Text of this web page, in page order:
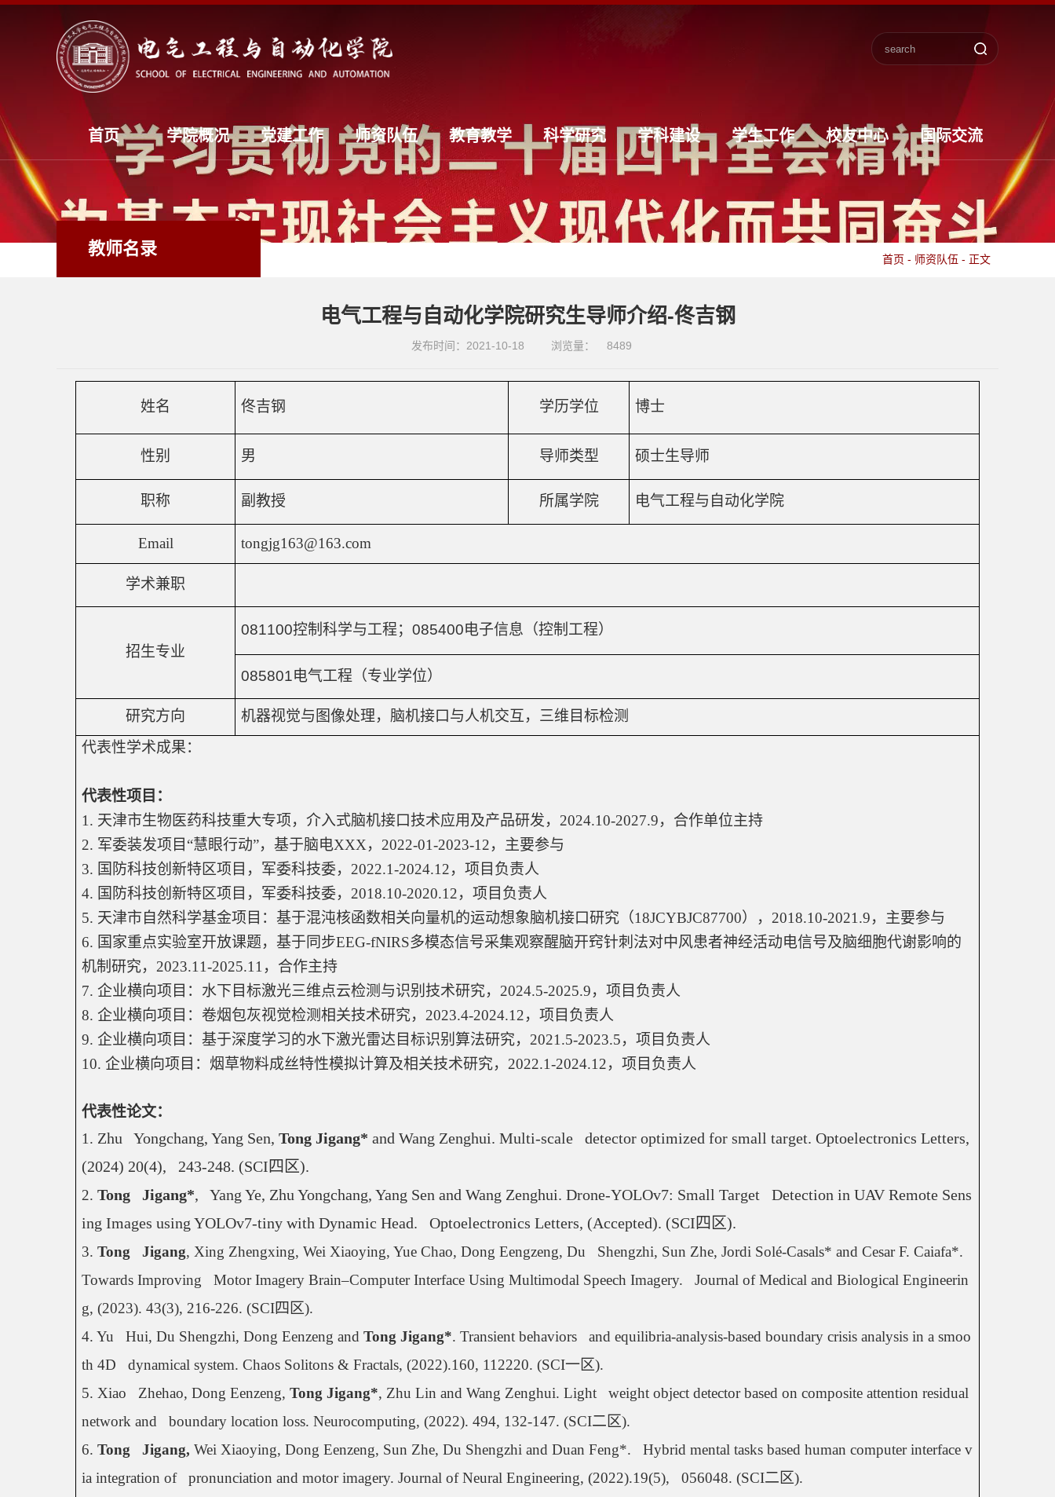
首页 学院概况 党建工作 师资队伍 教育教学 科学研究 学科建设 学生工作 校友中心 国际交流
教师名录
首页 - 师资队伍 - 正文
电气工程与自动化学院研究生导师介绍-佟吉钢
发布时间：2021-10-18 浏览量： 8489
姓名 佟吉钢 学历学位 博士
性别 男 导师类型 硕士生导师
职称 副教授 所属学院 电气工程与自动化学院
Email tongjg163@163.com
学术兼职
招生专业
081100控制科学与工程； 085400电子信息（控制工程）
085801电气工程（专业学位）
研究方向
机器视觉与图像处理，脑机接口与人机交互，三维目标检测
代表性学术成果：
代表性项目：
1. 天津市生物医药科技重大专项，介入式脑机接口技术应用及产品研发， 2024.10-2027.9，合作单位主持
2. 军委装发项目 “慧眼行动”，基于脑电XXX， 2022-01-2023-12，主要参与
3. 国防科技创新特区项目，军委科技委， 2022.1-2024.12，项目负责人
4. 国防科技创新特区项目，军委科技委， 2018.10-2020.12，项目负责人
5. 天津市自然科学基金项目：基于混沌核函数相关向量机的运动想象脑机接口研究（18JCYBJC87700）， 2018.10-2021.9，主要参与
6. 国家重点实验室开放课题，基于同步EEG-fNIRS多模态信号采集观察醒脑开窍针刺法对中风患者神经活动电信号及脑细胞代谢影响的
机制研究， 2023.11-2025.11 ，合作主持
7. 企业横向项目：水下目标激光三维点云检测与识别技术研究， 2024.5-2025.9，项目负责人
8. 企业横向项目：卷烟包灰视觉检测相关技术研究， 2023.4-2024.12，项目负责人
9. 企业横向项目：基于深度学习的水下激光雷达目标识别算法研究， 2021.5-2023.5，项目负责人
10. 企业横向项目：烟草物料成丝特性模拟计算及相关技术研究， 2022.1-2024.12，项目负责人
代表性论文：
1. Zhu   Yongchang, Yang Sen, Tong Jigang* and Wang Zenghui. Multi-scale   detector optimized for small target. Optoelectronics Letters,
(2024) 20(4),   243-248. (SCI四区).
2. Tong   Jigang*,   Yang Ye, Zhu Yongchang, Yang Sen and Wang Zenghui. Drone-YOLOv7: Small Target   Detection in UAV Remote Sens
ing Images using YOLOv7-tiny with Dynamic Head.   Optoelectronics Letters, (Accepted). (SCI四区).
3. Tong   Jigang, Xing Zhengxing, Wei Xiaoying, Yue Chao, Dong Eengzeng, Du   Shengzhi, Sun Zhe, Jordi Solé‑Casals* and Cesar F. Caiafa*.
Towards Improving   Motor Imagery Brain–Computer Interface Using Multimodal Speech Imagery.   Journal of Medical and Biological Engineerin
g, (2023). 43(3), 216-226. (SCI四区).
4. Yu   Hui, Du Shengzhi, Dong Eenzeng and Tong Jigang*. Transient behaviors   and equilibria-analysis-based boundary crisis analysis in a smoo
th 4D   dynamical system. Chaos Solitons & Fractals, (2022).160, 112220. (SCI一区).
5. Xiao   Zhehao, Dong Eenzeng, Tong Jigang*, Zhu Lin and Wang Zenghui. Light   weight object detector based on composite attention residual
network and   boundary location loss. Neurocomputing, (2022). 494, 132-147. (SCI二区).
6. Tong   Jigang, Wei Xiaoying, Dong Eenzeng, Sun Zhe, Du Shengzhi and Duan Feng*.   Hybrid mental tasks based human computer interface v
ia integration of   pronunciation and motor imagery. Journal of Neural Engineering, (2022).19(5),   056048. (SCI二区).